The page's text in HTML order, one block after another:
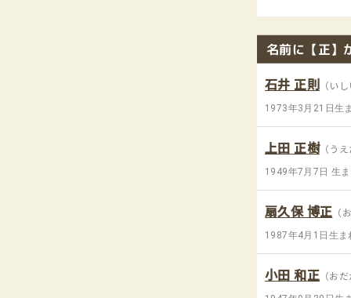
名前に【正】
石井 正則 （い
1973年3月21日生
上田 正樹（う
1949年7月7日 生
扇久保 博正 （
1987年4月1日生ま
小田 和正 （お